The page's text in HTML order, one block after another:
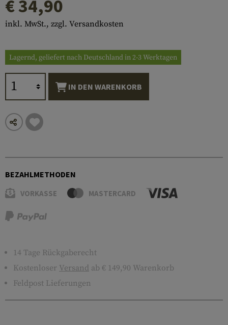
€ 34,90
inkl. MwSt., zzgl. Versandkosten
Lagernd, geliefert nach Deutschland in 2-3 Werktagen
IN DEN WARENKORB
BEZAHLMETHODEN
VORKASSE MASTERCARD
14 Tage Rückgaberecht
Kostenloser Versand ab € 149,90 Warenkorb
Feldpost Lieferungen